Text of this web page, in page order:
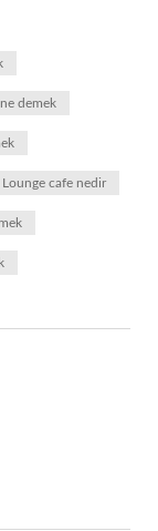
demek
Lounge cafe nedir